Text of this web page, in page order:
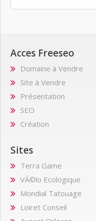
Acces Freeseo
Domaine à Vendre
Site à Vendre
Présentation
SEO
Création
Sites
Terra Game
VÃ©lo Ecologique
Mondial Tatouage
Loiret Conseil